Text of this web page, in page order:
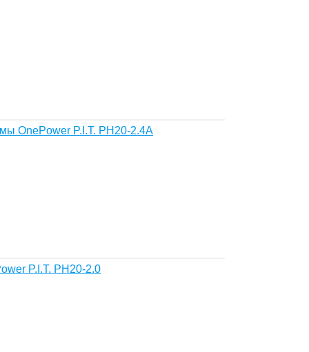
OnePower P.I.T. PH20-2.4А
P.I.T. PH20-2.0